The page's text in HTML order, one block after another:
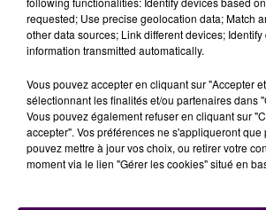
femmes et à ces hommes une
plus constructive possible".
requested; Use precise geolocation data; Match
other data sources; Link different devices;
information transmitted automatically.
Vous pouvez accepter en cliquant sur "Accepter
sélectionnant les finalités et/ou partenaires dans
Vous pouvez également refuser en cliquant sur
accepter". Vos préférences ne s'appliqueront que
pouvez mettre à jour vos choix, ou retirer votre
moment via le lien "Gérer les cookies" situé en